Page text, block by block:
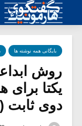
بایگانی همه نوشته ها
روش
یکتا
دوی ثابت (۵)